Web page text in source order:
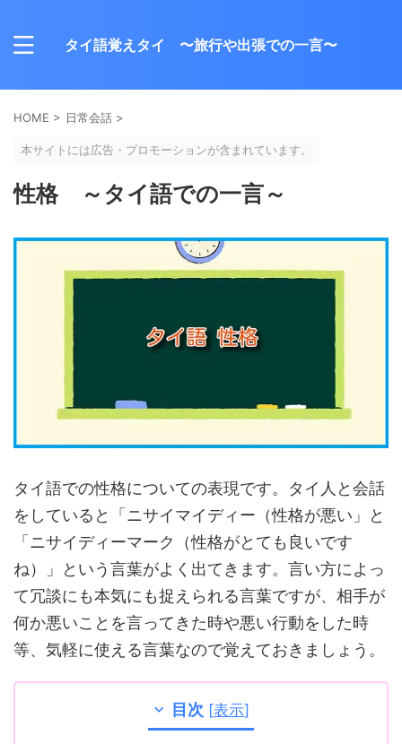
タイ語覚えタイ 〜旅行や出張での一言〜
HOME > 日常会話 >
本サイトには広告・プロモーションが含まれています。
性格 ～タイ語での一言～
タイ語での性格についての表現です。タイ人と会話
をしていると「ニサイマイディー（性格が悪い」と
「ニサイディーマーク（性格がとても良いです
ね）」という言葉がよく出てきます。言い方によっ
て冗談にも本気にも捉えられる言葉ですが、相手が
何か悪いことを言ってきた時や悪い行動をした時
等、気軽に使える言葉なので覚えておきましょう。
目次 [表示]